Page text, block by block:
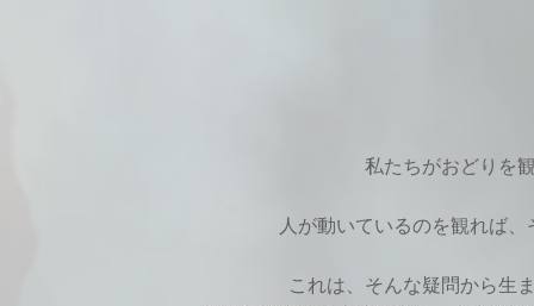
私たちがおどりを
人が動いているのを観れば
これは、そんな疑問から